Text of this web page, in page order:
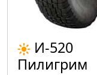
И-520
Пилигрим